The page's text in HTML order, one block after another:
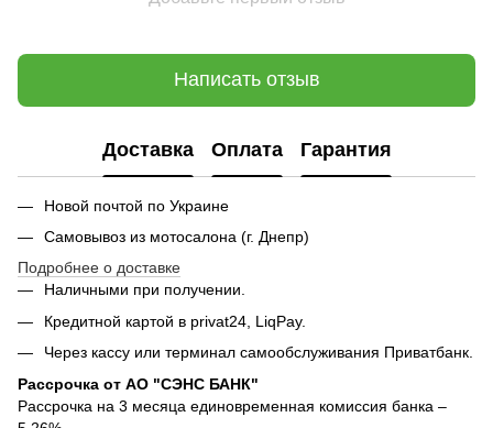
Написать отзыв
Доставка Оплата Гарантия
Новой почтой по Украине
Самовывоз из мотосалона (г. Днепр)
Подробнее о доставке
Наличными при получении.
Кредитной картой в privat24, LiqPay.
Через кассу или терминал самообслуживания Приватбанк.
Рассрочка от АО "СЭНС БАНК"
Рассрочка на 3 месяца единовременная комиссия банка –